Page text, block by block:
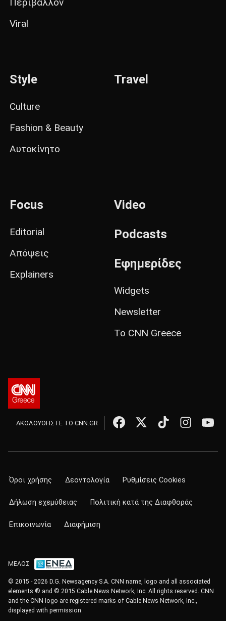
Περιβάλλον
Viral
Style
Culture
Fashion & Beauty
Αυτοκίνητο
Travel
Focus
Editorial
Απόψεις
Explainers
Video
Podcasts
Εφημερίδες
Widgets
Newsletter
Το CNN Greece
ΑΚΟΛΟΥΘΗΣΤΕ ΤΟ CNN.GR
Όροι χρήσης Δεοντολογία Ρυθμίσεις Cookies
Δήλωση εχεμύθειας Πολιτική κατά της Διαφθοράς
Επικοινωνία Διαφήμιση
ΜΕΛΟΣ
© 2015 - 2026 D.G. Newsagency S.A. CNN name, logo and all associated
elements ® and © 2015 Cable News Network, Inc. All rights reserved. CNN
and the CNN logo are registered marks of Cable News Network, Inc.,
displayed with permission